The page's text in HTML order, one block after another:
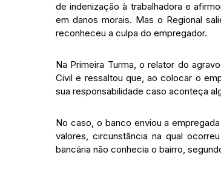
de indenização à trabalhadora e
em danos morais. Mas o Regional
reconheceu a culpa do empregador.
Na Primeira Turma, o relator do
Civil e ressaltou que, ao colocar o
sua responsabilidade caso aconteça
No caso, o banco enviou a
valores, circunstância na qual
bancária não conhecia o bairro,